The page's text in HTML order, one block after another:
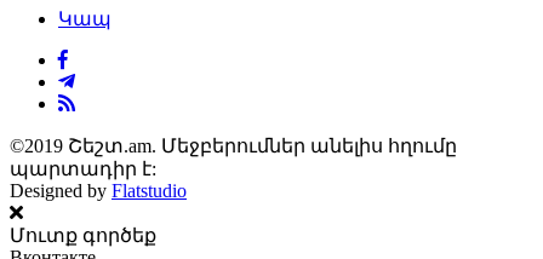
Կապ
©2019 Շեշտ.am. Մեջբերումներ անելիս հղումը
պարտադիր է:
Designed by Flatstudio
Մուտք գործեք